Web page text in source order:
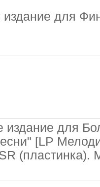
издание для
издание для
[LP
(пластинка).